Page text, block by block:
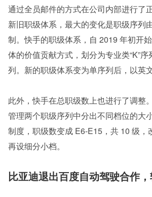
通过全员邮件的方式在公司内部进行了
新旧职级体系，最大的变化是职级序列
制。快手的职级体系，自 2019 年初开
体的价值贡献方式，划分为专业类“K”序
列。新的职级体系变为单序列后，以英文
此外，快手在总职级数上也进行了调整
管理两个职级序列中分出不同档位的大
制度，职级数变成 E6-E15，共 10 级，
再设细分小档。
比亚迪退出百度自动驾驶合作